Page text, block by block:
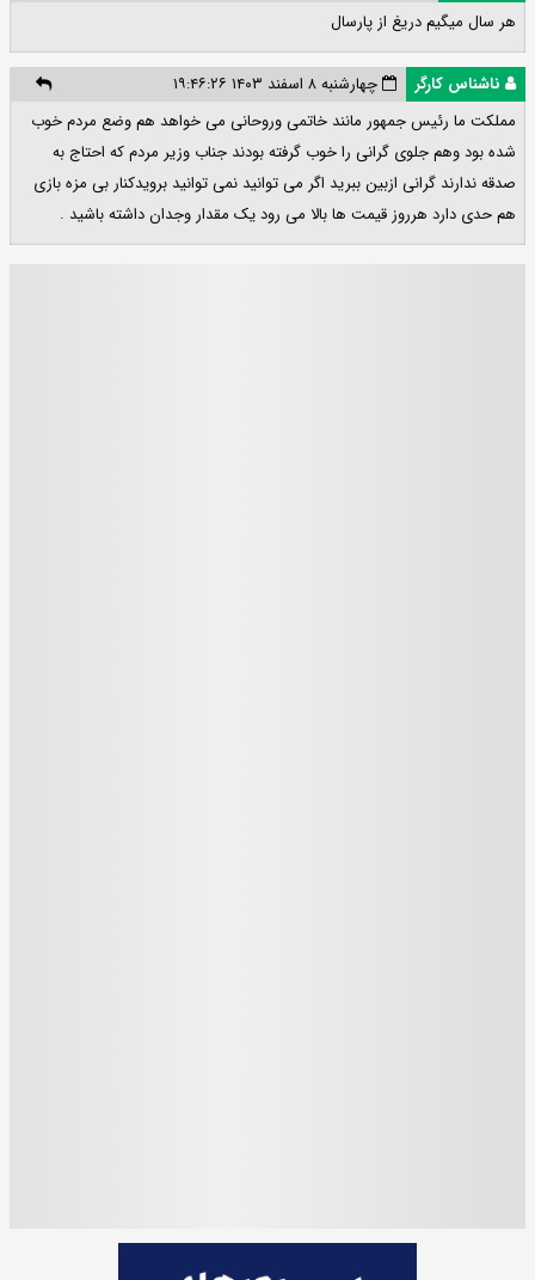
هر سال میگیم دریغ از پارسال
ناشناس کارگر
چهارشنبه ۸ اسفند ۱۴۰۳ ۱۹:۴۶:۲۶
مملکت ما رئیس جمهور مانند خاتمی وروحانی می خواهد هم وضع مردم خوب
شده بود وهم جلوی گرانی را خوب گرفته بودند جناب وزیر مردم که احتاج به
صدقه ندارند گرانی ازبین ببرید اگر می توانید نمی توانید برویدکنار بی مزه بازی
هم حدی دارد هرروز قیمت ها بالا می رود یک مقدار وجدان داشته باشید .